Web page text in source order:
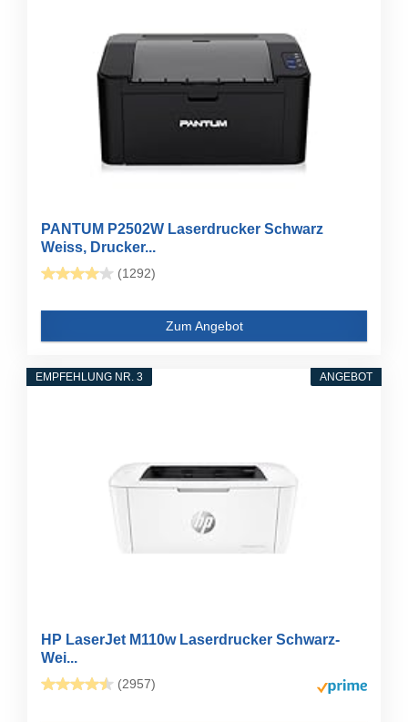
PANTUM P2502W Laserdrucker Schwarz
Weiss, Drucker...
(1292)
Zum Angebot
ANGEBOT
EMPFEHLUNG NR. 3
HP LaserJet M110w Laserdrucker Schwarz-
Wei...
(2957)